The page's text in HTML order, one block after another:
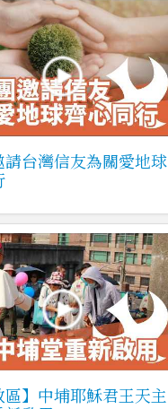
請台灣信友為關愛地球
區】中埔耶穌君王天主